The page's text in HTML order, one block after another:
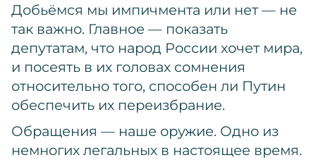
Добьёмся мы импичмента или нет — не
так важно. Главное — показать
депутатам, что народ России хочет мира,
и посеять в их головах сомнения
относительно того, способен ли Путин
обеспечить их переизбрание.
Обращения — наше оружие. Одно из
немногих легальных в настоящее время.